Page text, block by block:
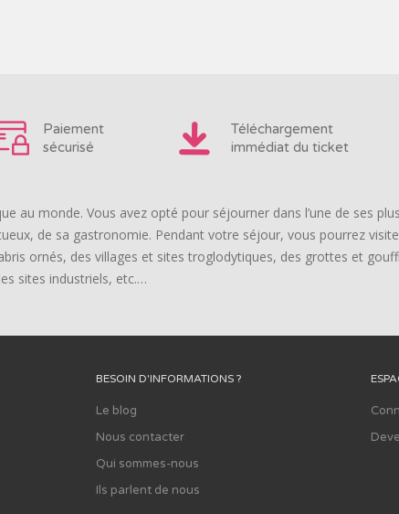
Paiement
sécurisé
Téléchargement
immédiat du ticket
au monde. Vous avez opté pour séjourner dans l’une de ses
de sa gastronomie. Pendant votre séjour, vous pourrez
ornés, des villages et sites troglodytiques, des grottes et
sites industriels, etc.…
BESOIN D'INFORMATIONS ?
Le blog
Nous contacter
Qui sommes-nous
Ils parlent de nous